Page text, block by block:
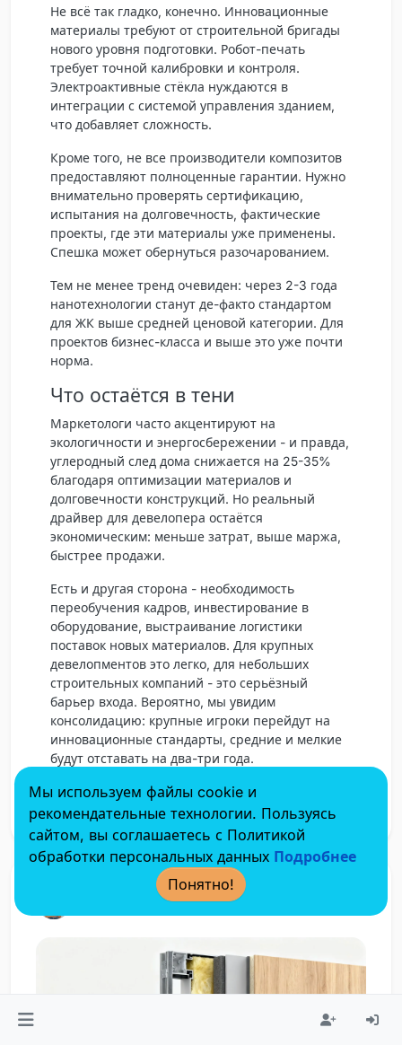
Не всё так гладко, конечно. Инновационные
материалы требуют от строительной бригады
нового уровня подготовки. Робот-печать
требует точной калибровки и контроля.
Электроактивные стёкла нуждаются в
интеграции с системой управления зданием,
что добавляет сложность.
Кроме того, не все производители композитов
предоставляют полноценные гарантии. Нужно
внимательно проверять сертификацию,
испытания на долговечность, фактические
проекты, где эти материалы уже применены.
Спешка может обернуться разочарованием.
Тем не менее тренд очевиден: через 2-3 года
нанотехнологии станут де-факто стандартом
для ЖК выше средней ценовой категории. Для
проектов бизнес-класса и выше это уже почти
норма.
Что остаётся в тени
Маркетологи часто акцентируют на
экологичности и энергосбережении - и правда,
углеродный след дома снижается на 25-35%
благодаря оптимизации материалов и
долговечности конструкций. Но реальный
драйвер для девелопера остаётся
экономическим: меньше затрат, выше маржа,
быстрее продажи.
Есть и другая сторона - необходимость
переобучения кадров, инвестирование в
оборудование, выстраивание логистики
поставок новых материалов. Для крупных
девелопментов это легко, для небольших
строительных компаний - это серьёзный
барьер входа. Вероятно, мы увидим
консолидацию: крупные игроки перейдут на
инновационные стандарты, средние и мелкие
будут отставать на два-три года.
Мы используем файлы cookie и
рекомендательные технологии. Пользуясь
сайтом, вы соглашаетесь с Политикой
обработки персональных данных Подробнее
Понятно!